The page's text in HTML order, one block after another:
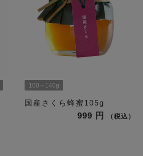
100～140g
国産さくら蜂蜜105g
999 税込